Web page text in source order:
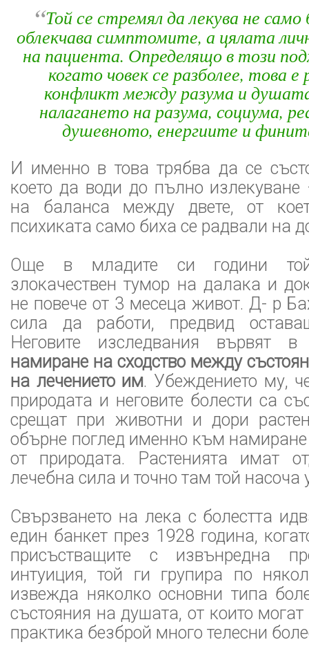
“Той се стремял да лекува не
облекчава симптомите, а цялата
на пациента. Определящо в този
когато човек се разболее, това
конфликт между разума и
налагането на разума, социума,
душевното, енергиите и
И именно в това трябва да се
което да води до пълно
на баланса между двете, от
психиката само биха се радвали на
Още в младите си години
злокачествен тумор на далака и
не повече от 3 месеца живот. Д- р
сила да работи, предвид
Неговите изследвания вървят
намиране на сходство между
на лечението им. Убеждението му,
природата и неговите болести са
срещат при животни и дори
обърне поглед именно към намиране
от природата. Растенията имат
лечебна сила и точно там той насоча
Свързването на лека с болестта
един банкет през 1928 година,
присъстващите с извънредна
интуиция, той ги групира по
извежда няколко основни типа
състояния на душата, от които
практика безброй много телесни